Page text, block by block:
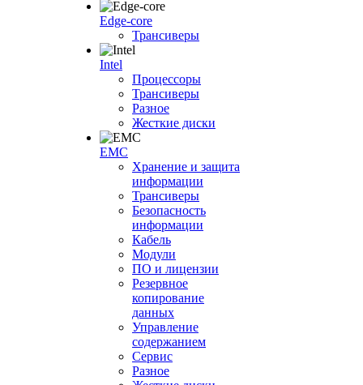
Edge-core
Трансиверы
Intel
Процессоры
Трансиверы
Разное
Жесткие диски
EMC
Хранение и защита
информации
Трансиверы
Безопасность
информации
Кабель
Модули
ПО и лицензии
Резервное
копирование
данных
Управление
содержанием
Сервис
Разное